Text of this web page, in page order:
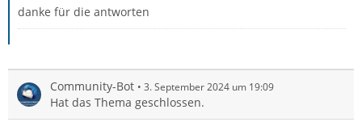
danke für die antworten
Community-Bot 3. September 2024 um 19:09
Hat das Thema geschlossen.